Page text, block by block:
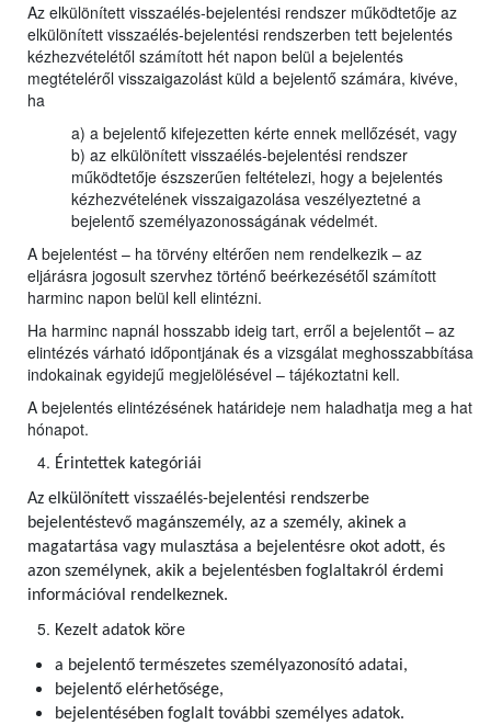
Az elkülönített visszaélés-bejelentési rendszer működtetője az
elkülönített visszaélés-bejelentési rendszerben tett bejelentés
kézhezvételétől számított hét napon belül a bejelentés
megtételéről visszaigazolást küld a bejelentő számára, kivéve,
ha
a) a bejelentő kifejezetten kérte ennek mellőzését, vagy
b) az elkülönített visszaélés-bejelentési rendszer
működtetője észszerűen feltételezi, hogy a bejelentés
kézhezvételének visszaigazolása veszélyeztetné a
bejelentő személyazonosságának védelmét.
A bejelentést – ha törvény eltérően nem rendelkezik – az
eljárásra jogosult szervhez történő beérkezésétől számított
harminc napon belül kell elintézni.
Ha harminc napnál hosszabb ideig tart, erről a bejelentőt – az
elintézés várható időpontjának és a vizsgálat meghosszabbítása
indokainak egyidejű megjelölésével – tájékoztatni kell.
A bejelentés elintézésének határideje nem haladhatja meg a hat
hónapot.
Érintettek kategóriái
Az elkülönített visszaélés-bejelentési rendszerbe
bejelentéstevő magánszemély, az a személy, akinek a
magatartása vagy mulasztása a bejelentésre okot adott, és
azon személynek, akik a bejelentésben foglaltakról érdemi
információval rendelkeznek.
Kezelt adatok köre
a bejelentő természetes személyazonosító adatai,
bejelentő elérhetősége,
bejelentésében foglalt további személyes adatok.